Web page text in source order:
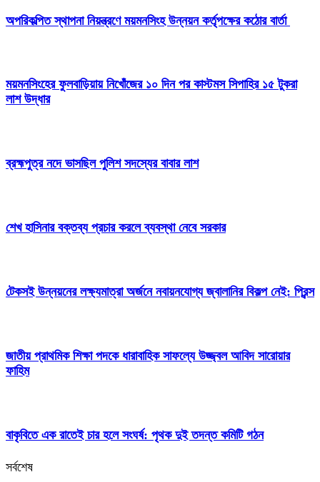
অপরিকল্পিত স্থাপনা নিয়ন্ত্রণে ময়মনসিংহ উন্নয়ন কর্তৃপক্ষের কঠোর বার্তা
ময়মনসিংহের ফুলবাড়িয়ায় নিখোঁজের ১০ দিন পর কাস্টমস সিপাহির ১৫ টুকরা
লাশ উদ্ধার
ব্রহ্মপুত্র নদে ভাসছিল পুলিশ সদস্যের বাবার লাশ
শেখ হাসিনার বক্তব্য প্রচার করলে ব্যবস্থা নেবে সরকার
টেকসই উন্নয়নের লক্ষ্যমাত্রা অর্জনে নবায়নযোগ্য জ্বালানির বিকল্প নেই: প্রিন্স
জাতীয় প্রাথমিক শিক্ষা পদকে ধারাবাহিক সাফল্যে উজ্জ্বল আবিদ সারোয়ার
ফাহিম
বাকৃবিতে এক রাতেই চার হলে সংঘর্ষ: পৃথক দুই তদন্ত কমিটি গঠন
সর্বশেষ